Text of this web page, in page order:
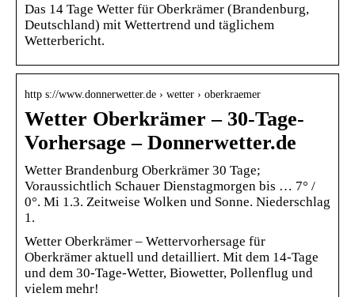
Das 14 Tage Wetter für Oberkrämer (Brandenburg,
Deutschland) mit Wettertrend und täglichem
Wetterbericht.
http s://www.donnerwetter.de › wetter › oberkraemer
Wetter Oberkrämer – 30-Tage-
Vorhersage – Donnerwetter.de
Wetter Brandenburg Oberkrämer 30 Tage;
Voraussichtlich Schauer Dienstagmorgen bis … 7° /
0°. Mi 1.3. Zeitweise Wolken und Sonne. Niederschlag
1.
Wetter Oberkrämer – Wettervorhersage für
Oberkrämer aktuell und detailliert. Mit dem 14-Tage
und dem 30-Tage-Wetter, Biowetter, Pollenflug und
vielem mehr!